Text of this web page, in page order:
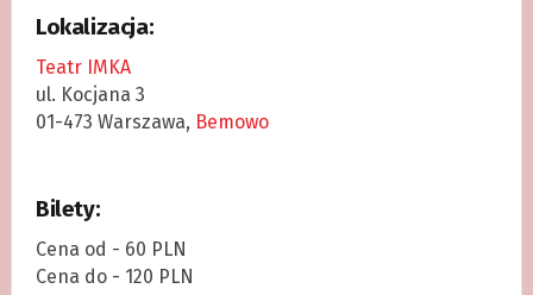
Lokalizacja:
Teatr IMKA
ul. Kocjana 3
01-473 Warszawa, Bemowo
Bilety:
Cena od - 60 PLN
Cena do - 120 PLN